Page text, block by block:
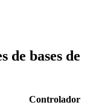
de bases de
Controlador